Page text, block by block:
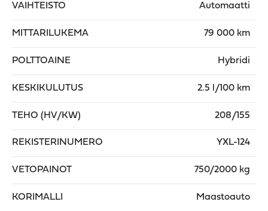
VAIHTEISTO Automaatti
MITTARILUKEMA 79 000 km
POLTTOAINE Hybridi
KESKIKULUTUS 2.5 l/100 km
TEHO (HV/KW) 208/155
REKISTERINUMERO YXL-124
VETOPAINOT 750/2000 kg
KORIMALLI Maastoauto